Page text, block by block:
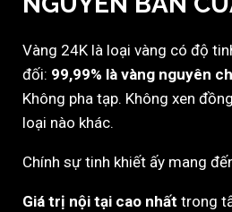
Vàng 24K là loại vàng có độ
đối: 99,99% là vàng nguyên
Không pha tạp. Không xen
loại nào khác.
Chính sự tinh khiết ấy mang
Giá trị nội tại cao nhất trong